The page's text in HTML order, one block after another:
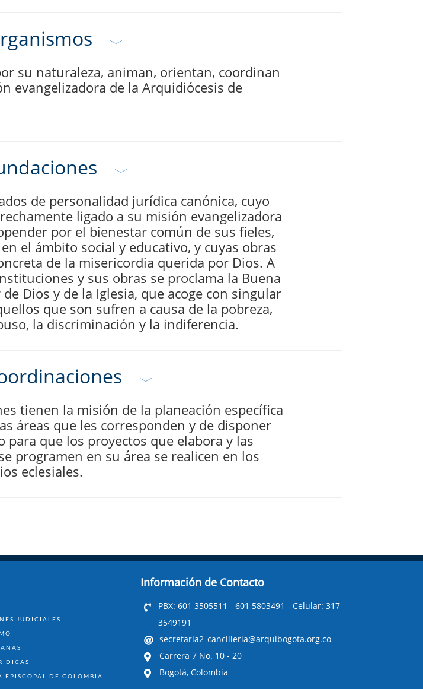
su naturaleza, animan, orientan, coordinan
evangelizadora de la Arquidiócesis de
de personalidad jurídica canónica, cuyo
ligado a su misión evangelizadora
por el bienestar común de sus fieles,
el ámbito social y educativo, y cuyas obras
de la misericordia querida por Dios. A
y sus obras se proclama la Buena
Dios y de la Iglesia, que acoge con singular
que son sufren a causa de la pobreza,
la discriminación y la indiferencia.
tienen la misión de la planeación específica
áreas que les corresponden y de disponer
para que los proyectos que elabora y las
programen en su área se realicen en los
eclesiales.
JUDICIALES
EPISCOPAL DE COLOMBIA
Información de Contacto
PBX: 601 3505511 - 601 5803491 - Celular: 317
3549191
secretaria2_cancilleria@arquibogota.org.co
Carrera 7 No. 10 - 20
Bogotá, Colombia